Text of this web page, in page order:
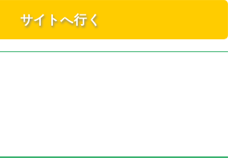
サイトへ行く